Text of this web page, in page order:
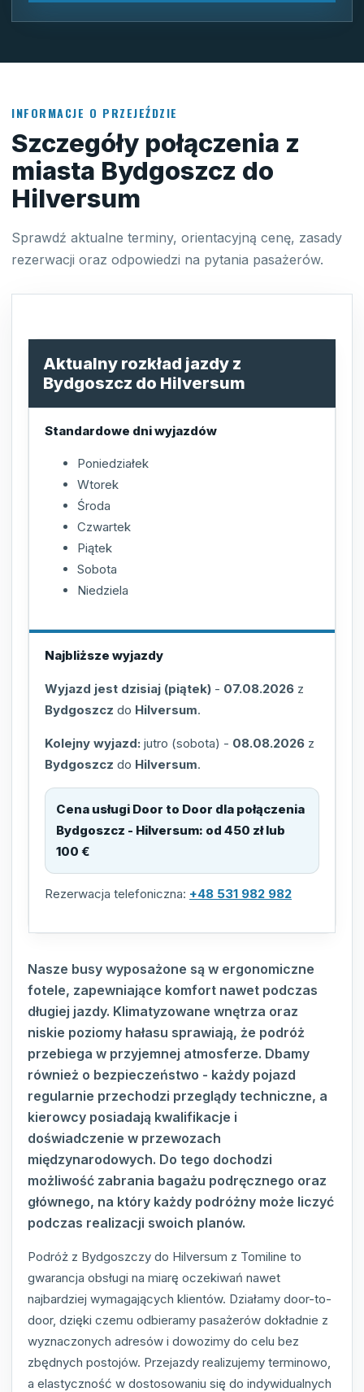
INFORMACJE O PRZEJEŹDZIE
Szczegóły połączenia z
miasta Bydgoszcz do
Hilversum
Sprawdź aktualne terminy, orientacyjną cenę, zasady
rezerwacji oraz odpowiedzi na pytania pasażerów.
Aktualny rozkład jazdy z
Bydgoszcz do Hilversum
Standardowe dni wyjazdów
Poniedziałek
Wtorek
Środa
Czwartek
Piątek
Sobota
Niedziela
Najbliższe wyjazdy
Wyjazd jest dzisiaj (piątek) - 07.08.2026 z
Bydgoszcz do Hilversum.
Kolejny wyjazd: jutro (sobota) - 08.08.2026 z
Bydgoszcz do Hilversum.
Cena usługi Door to Door dla połączenia
Bydgoszcz - Hilversum: od 450 zł lub
100 €
Rezerwacja telefoniczna: +48 531 982 982
Nasze busy wyposażone są w ergonomiczne
fotele, zapewniające komfort nawet podczas
długiej jazdy. Klimatyzowane wnętrza oraz
niskie poziomy hałasu sprawiają, że podróż
przebiega w przyjemnej atmosferze. Dbamy
również o bezpieczeństwo - każdy pojazd
regularnie przechodzi przeglądy techniczne, a
kierowcy posiadają kwalifikacje i
doświadczenie w przewozach
międzynarodowych. Do tego dochodzi
możliwość zabrania bagażu podręcznego oraz
głównego, na który każdy podróżny może liczyć
podczas realizacji swoich planów.
Podróż z Bydgoszczy do Hilversum z Tomiline to
gwarancja obsługi na miarę oczekiwań nawet
najbardziej wymagających klientów. Działamy door-to-
door, dzięki czemu odbieramy pasażerów dokładnie z
wyznaczonych adresów i dowozimy do celu bez
zbędnych postojów. Przejazdy realizujemy terminowo,
a elastyczność w dostosowaniu się do indywidualnych